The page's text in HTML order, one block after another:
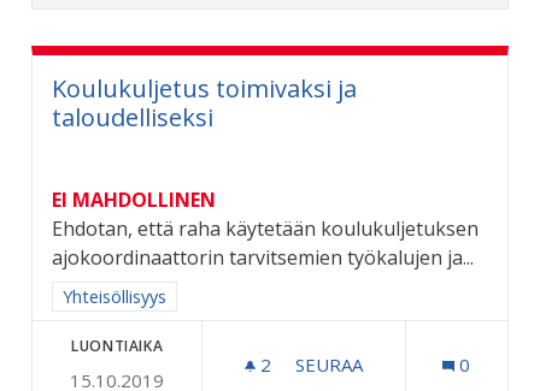
Koulukuljetus toimivaksi ja
taloudelliseksi
EI MAHDOLLINEN
Ehdotan, että raha käytetään koulukuljetuksen
ajokoordinaattorin tarvitsemien työkalujen ja...
Rajaa tulokset aihepiirin mukaan: Yhteisöllisyys
Yhteisöllisyys
LUONTIAIKA
15.10.2019
2 2 SEURAAJAA
SEURAA 0